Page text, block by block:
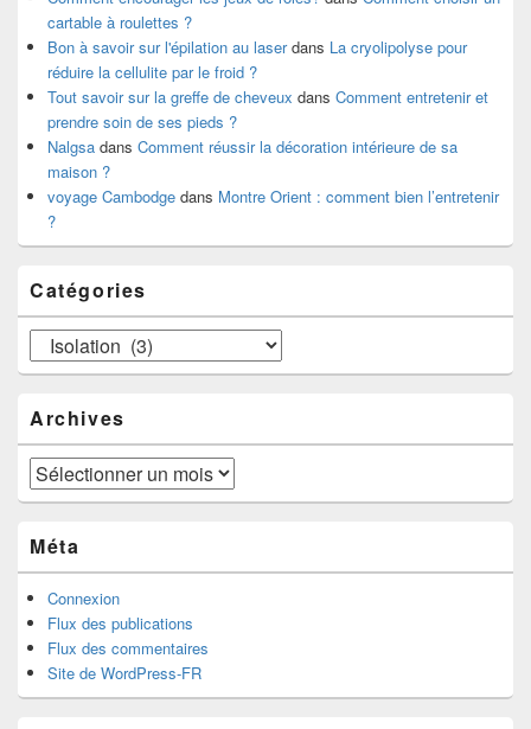
cartable à roulettes ?
Bon à savoir sur l'épilation au laserdans La cryolipolyse pour
réduire la cellulite par le froid ?
Tout savoir sur la greffe de cheveux dans Comment entretenir et
prendre soin de ses pieds ?
Nalgsa dans Comment réussir la décoration intérieure de sa
maison ?
voyage Cambodge dans Montre Orient : comment bien l’entretenir
?
Catégories
Catégories
Archives
Archives
Méta
Connexion
Flux des publications
Flux des commentaires
Site de WordPress-FR